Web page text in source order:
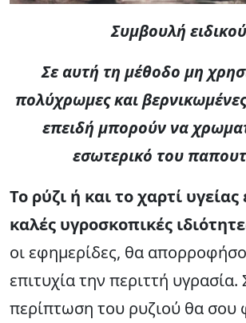
Συμβουλή ειδικού
Σε αυτή τη μέθοδο μη
πολύχρωμες και
επειδή μπορούν να
εσωτερικό του
Το ρύζι ή και το χαρτί
καλές υγροσκοπικές
οι εφημερίδες, θα
επιτυχία την περιττή υγρασία.
περίπτωση του ρυζιού θα σου